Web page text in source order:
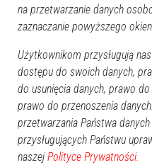
Więcej o skatepark
BMX, bezpieczeństwo jazdy,
Ostrołęka, skatepark
na przetwarzanie danych
zaznaczanie powyższego
Użytkownikom przysługują
dostępu do swoich danych,
do usunięcia danych, prawo
prawo do przenoszenia
przetwarzania Państwa
przysługujących Państwu
naszej Polityce Prywatności.